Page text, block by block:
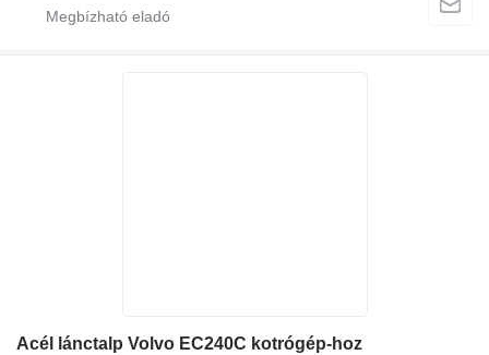
Acél lánctalp Volvo EC240C kotrógép-hoz